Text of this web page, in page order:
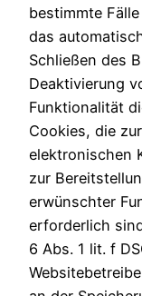
bestimmte
das
Schließen des
Deaktivierung
Funktionalität
Cookies, die
elektronischen
zur
erwünschter
erforderlich
6 Abs. 1 lit. f